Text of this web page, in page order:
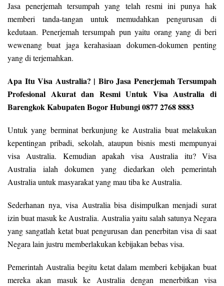
Jasa penerjemah tersumpah yang telah resmi ini punya hak
memberi tanda-tangan untuk memudahkan pengurusan di
kedutaan. Penerjemah tersumpah pun yaitu orang yang di beri
wewenang buat jaga kerahasiaan dokumen-dokumen penting
yang di terjemahkan.
Apa Itu Visa Australia? | Biro Jasa Penerjemah Tersumpah
Profesional Akurat dan Resmi Untuk Visa Australia di
Barengkok Kabupaten Bogor Hubungi 0877 2768 8883
Untuk yang berminat berkunjung ke Australia buat melakukan
kepentingan pribadi, sekolah, ataupun bisnis mesti mempunyai
visa Australia. Kemudian apakah visa Australia itu? Visa
Australia ialah dokumen yang diedarkan oleh pemerintah
Australia untuk masyarakat yang mau tiba ke Australia.
Sederhanan nya, visa Australia bisa disimpulkan menjadi surat
izin buat masuk ke Australia. Australia yaitu salah satunya Negara
yang sangatlah ketat buat pengurusan dan penerbitan visa di saat
Negara lain justru memberlakukan kebijakan bebas visa.
Pemerintah Australia begitu ketat dalam memberi kebijakan buat
mereka akan masuk ke Australia dengan menerbitkan visa